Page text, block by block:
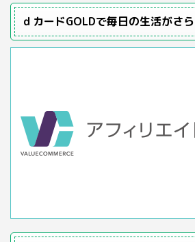
ｄカードGOLDで毎日の生活がさ